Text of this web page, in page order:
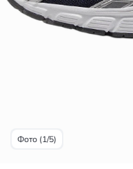
Фото (1/5)